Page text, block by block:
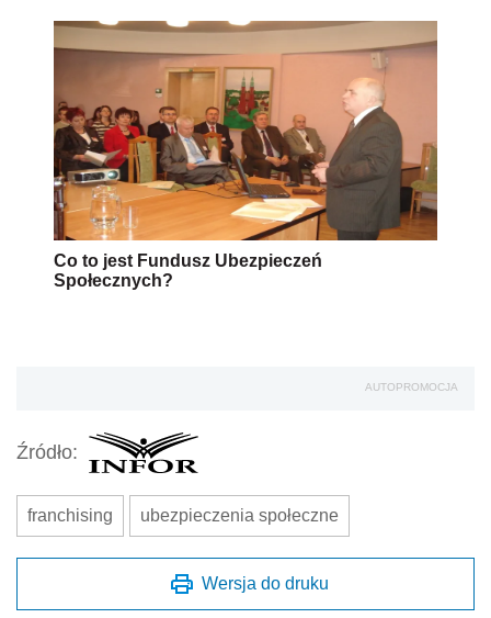
Co to jest Fundusz Ubezpieczeń
Społecznych?
AUTOPROMOCJA
Źródło:
franchising ubezpieczenia społeczne
Wersja do druku